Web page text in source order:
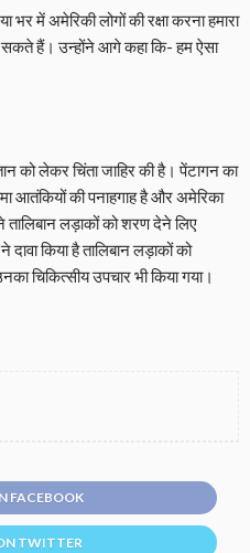
भर में अमेरिकी लोगों की रक्षा करना हमारा
हैं। उन्होंने आगे कहा कि- हम ऐसा
को लेकर चिंता जाहिर की है। पेंटागन का
आतंकियों की पनाहगाह है और अमेरिका
लड़ाकों को शरण देने लिए
किया है तालिबान लड़ाकों को
चिकित्सीय उपचार भी किया गया।
FACEBOOK
TWITTER